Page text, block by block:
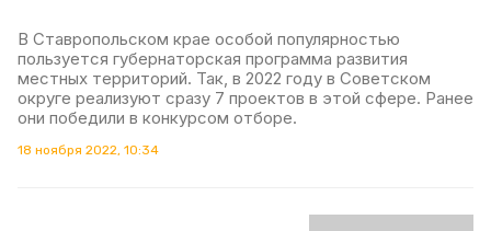
В Ставропольском крае особой популярностью
пользуется губернаторская программа развития
местных территорий. Так, в 2022 году в Советском
округе реализуют сразу 7 проектов в этой сфере. Ранее
они победили в конкурсом отборе.
18 ноября 2022, 10:34